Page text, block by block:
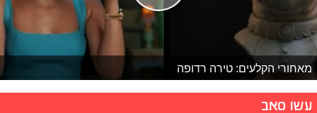
מאחורי הקלעים: טירה רדופה
עשו סאב